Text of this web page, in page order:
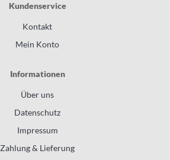
Kundenservice
Kontakt
Mein Konto
Informationen
Über uns
Datenschutz
Impressum
Zahlung & Lieferung